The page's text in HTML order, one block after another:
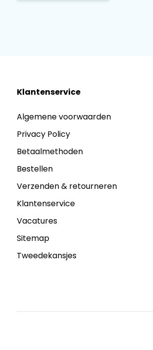
Klantenservice
Algemene voorwaarden
Privacy Policy
Betaalmethoden
Bestellen
Verzenden & retourneren
Klantenservice
Vacatures
Sitemap
Tweedekansjes